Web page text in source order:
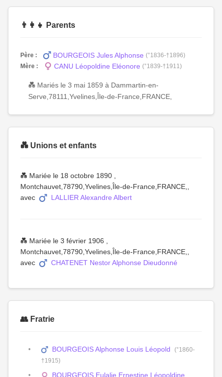
👨‍👩‍👧 Parents
Père : BOURGEOIS Jules Alphonse (°1836-†1896)
Mère :
CANU Léopoldine Eléonore (°1839-†1911)
💑 Mariés le 3 mai 1859 à Dammartin-en-
Serve,78111,Yvelines,Île-de-France,FRANCE,
💑 Unions et enfants
💑 Mariée le 18 octobre 1890 ,
Montchauvet,78790,Yvelines,Île-de-France,FRANCE,,
avec
LALLIER Alexandre Albert
💑 Mariée le 3 février 1906 ,
Montchauvet,78790,Yvelines,Île-de-France,FRANCE,,
avec
CHATENET Nestor Alphonse Dieudonné
👥 Fratrie
BOURGEOIS Alphonse Louis Léopold
(°1860-
†1915)
BOURGEOIS Eulalie Ernestine Léopoldine